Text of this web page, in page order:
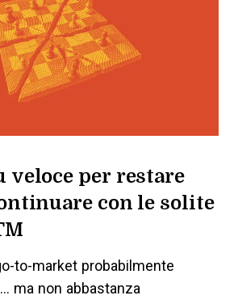
veloce per restare
con le solite
to-market probabilmente
ma non abbastanza